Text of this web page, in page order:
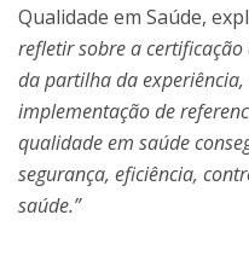
Qualidade em Saúde,
refletir sobre a certificação
da partilha da
implementação de
qualidade em saúde
segurança, eficiência,
saúde.”